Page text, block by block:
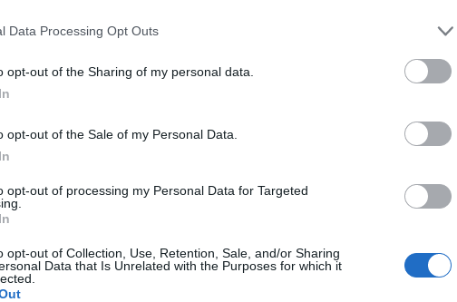
Data Processing Opt Outs
opt-out of the Sharing of my personal data.
opt-out of the Sale of my Personal Data.
opt-out of processing my Personal Data for Targeted
opt-out of Collection, Use, Retention, Sale, and/or Sharing
Data that Is Unrelated with the Purposes for which it
το χαμένο βάρος;
μας